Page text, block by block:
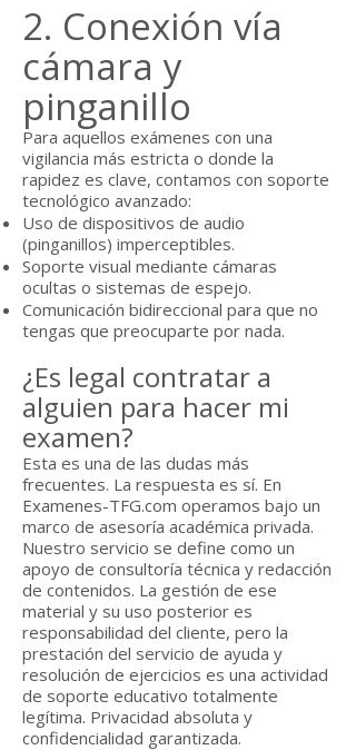
2. Conexión vía
cámara y
pinganillo
Para aquellos exámenes con una
vigilancia más estricta o donde la
rapidez es clave, contamos con soporte
tecnológico avanzado:
Uso de dispositivos de audio
(pinganillos) imperceptibles.
Soporte visual mediante cámaras
ocultas o sistemas de espejo.
Comunicación bidireccional para que no
tengas que preocuparte por nada.
¿Es legal contratar a
alguien para hacer mi
examen?
Esta es una de las dudas más
frecuentes. La respuesta es sí. En
Examenes-TFG.com operamos bajo un
marco de asesoría académica privada.
Nuestro servicio se define como un
apoyo de consultoría técnica y redacción
de contenidos. La gestión de ese
material y su uso posterior es
responsabilidad del cliente, pero la
prestación del servicio de ayuda y
resolución de ejercicios es una actividad
de soporte educativo totalmente
legítima. Privacidad absoluta y
confidencialidad garantizada.